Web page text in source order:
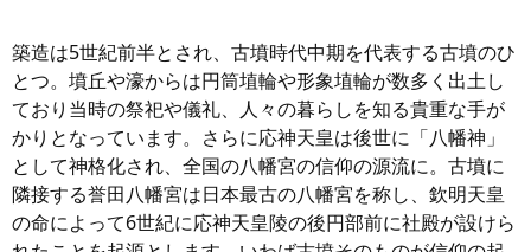
築造は5世紀前半とされ、古墳時代中期を代表する古墳のひ
とつ。墳丘や濠からは円筒埴輪や形象埴輪が数多く出土し
ており当時の祭祀や儀礼、人々の暮らしを知る貴重な手が
かりとなっています。さらに応神天皇は後世に「八幡神」
として神格化され、全国の八幡宮の信仰の源流に。古墳に
隣接する誉田八幡宮は日本最古の八幡宮を称し、欽明天皇
の命によって6世紀に応神天皇陵の後円部前に社殿が設けら